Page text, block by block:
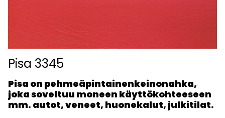
Pisa 3345
Pisa on pehmeäpintainenkeinonahka,
joka soveltuu moneen käyttökohteeseen
mm. autot, veneet, huonekalut, julkitilat.